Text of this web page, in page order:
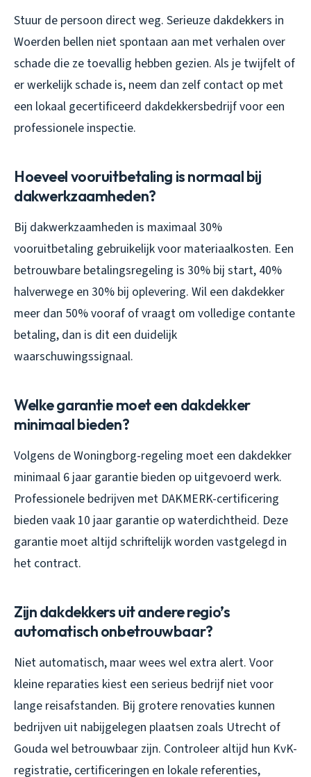
Stuur de persoon direct weg. Serieuze dakdekkers in
Woerden bellen niet spontaan aan met verhalen over
schade die ze toevallig hebben gezien. Als je twijfelt of
er werkelijk schade is, neem dan zelf contact op met
een lokaal gecertificeerd dakdekkersbedrijf voor een
professionele inspectie.
Hoeveel vooruitbetaling is normaal bij
dakwerkzaamheden?
Bij dakwerkzaamheden is maximaal 30%
vooruitbetaling gebruikelijk voor materiaalkosten. Een
betrouwbare betalingsregeling is 30% bij start, 40%
halverwege en 30% bij oplevering. Wil een dakdekker
meer dan 50% vooraf of vraagt om volledige contante
betaling, dan is dit een duidelijk
waarschuwingssignaal.
Welke garantie moet een dakdekker
minimaal bieden?
Volgens de Woningborg-regeling moet een dakdekker
minimaal 6 jaar garantie bieden op uitgevoerd werk.
Professionele bedrijven met DAKMERK-certificering
bieden vaak 10 jaar garantie op waterdichtheid. Deze
garantie moet altijd schriftelijk worden vastgelegd in
het contract.
Zijn dakdekkers uit andere regio’s
automatisch onbetrouwbaar?
Niet automatisch, maar wees wel extra alert. Voor
kleine reparaties kiest een serieus bedrijf niet voor
lange reisafstanden. Bij grotere renovaties kunnen
bedrijven uit nabijgelegen plaatsen zoals Utrecht of
Gouda wel betrouwbaar zijn. Controleer altijd hun KvK-
registratie, certificeringen en lokale referenties,